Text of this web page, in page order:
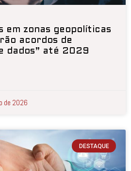
em zonas geopolíticas
acordos de
dados” até 2029
de 2026
DESTAQUE